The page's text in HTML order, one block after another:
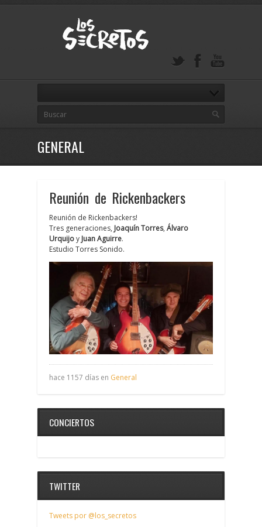
GENERAL
Reunión de Rickenbackers
Reunión de Rickenbackers!
Tres generaciones, Joaquín Torres, Álvaro
Urquijoy Juan Aguirre.
Estudio Torres Sonido.
hace 1157 días en General
CONCIERTOS
TWITTER
Tweets por @los_secretos